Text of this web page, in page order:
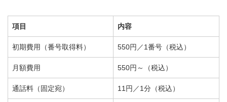
項目 内容
初期費用（番号取得料） 550円／1番号（税込）
月額費用 550円～（税込）
通話料（固定宛） 11円／1分（税込）